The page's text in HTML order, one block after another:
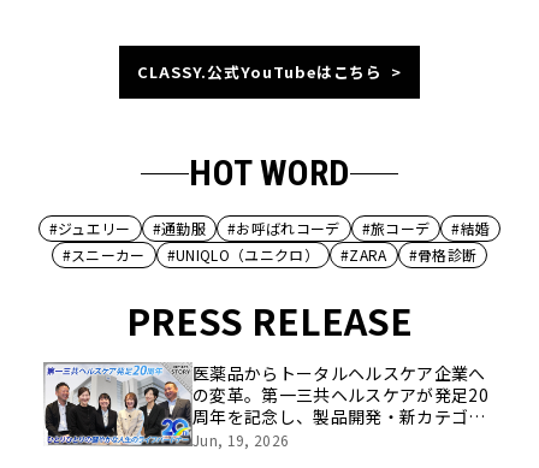
品は？【愛用コス
メ、財布、ポー
CLASSY.公式YouTubeはこちら
HOT WORD
#ジュエリー #通勤服 #お呼ばれコーデ #旅コーデ
#結婚
#スニーカー
#UNIQLO（ユニクロ） #ZARA #骨格診断
PRESS RELEASE
医薬品からトータルヘルスケア企業へ
の変革。第一三共ヘルスケアが発足20
周年を記念し、製品開発・新カテゴリ
挑戦の舞台や旧社統合時のエピソード
Jun, 19, 2026